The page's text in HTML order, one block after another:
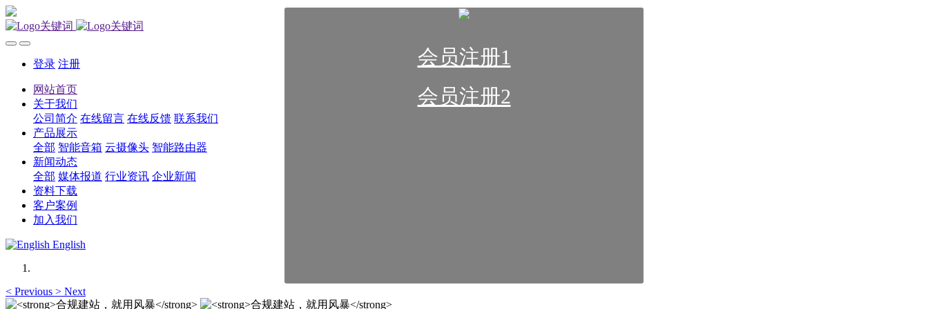
会员注册1
会员注册2
登录 注册
网站首页
关于我们
公司简介 在线留言 在线反馈 联系我们
产品展示
全部 智能音箱 云摄像头 智能路由器
新闻动态
全部 媒体报道 行业资讯 企业新闻
资料下载
客户案例
加入我们
English
< Previous > Next